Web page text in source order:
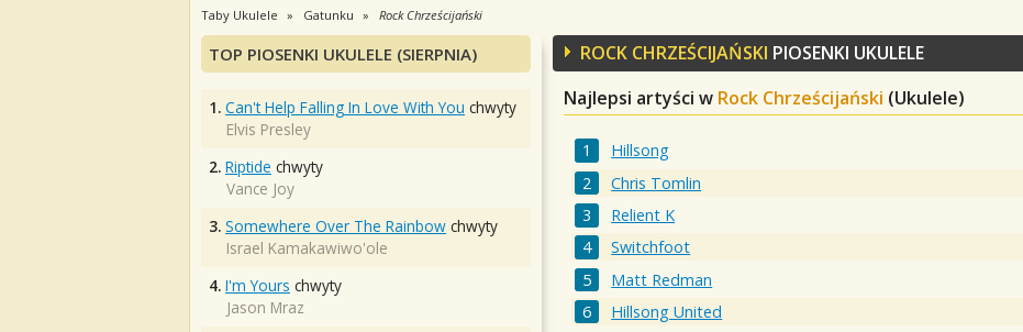
Taby Ukulele Gatunku Rock Chrześcijański
ROCK CHRZEŚCIJAŃSKI PIOSENKI UKULELE
Najlepsi artyści w Rock Chrześcijański (Ukulele)
Hillsong
Chris Tomlin
Relient K
Switchfoot
Matt Redman
Hillsong United
TOP PIOSENKI UKULELE (SIERPNIA)
1. Can't Help Falling In Love With You chwyty
Elvis Presley
2. Riptide chwyty
Vance Joy
3. Somewhere Over The Rainbow chwyty
Israel Kamakawiwo'ole
4. I'm Yours chwyty
Jason Mraz